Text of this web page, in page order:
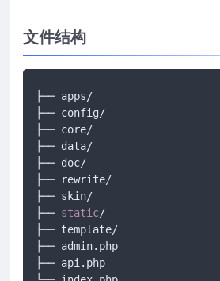
文件结构
├── apps/
├── config/
├── core/
├── data/
├── doc/
├── rewrite/
├── skin/
├── static/
├── template/
├── admin.php
├── api.php